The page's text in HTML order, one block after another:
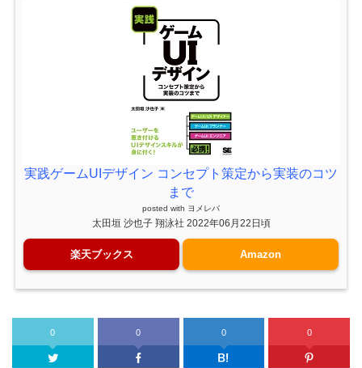
実践ゲームUIデザイン コンセプト策定から実装のコツ
まで
posted with ヨメレバ
太田垣 沙也子 翔泳社 2022年06月22日頃
楽天ブックス Amazon
0
Twitter
0
Facebook
0
はてなブッ
0